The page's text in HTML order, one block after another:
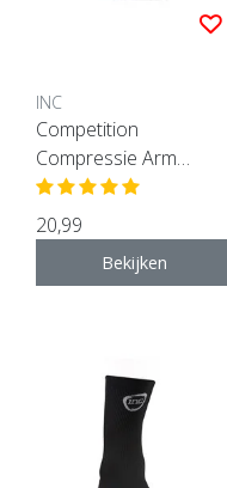
INC
Competition
Compressie Arm
Sleeves - Donkerblauw
20,99
Bekijken